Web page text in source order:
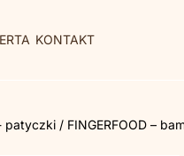
KONTAKT
patyczki / FINGERFOOD –